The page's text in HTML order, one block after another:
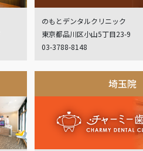
のもとデンタルクリニック
東京都品川区小山5丁目23-9
03-3788-8148
埼玉院